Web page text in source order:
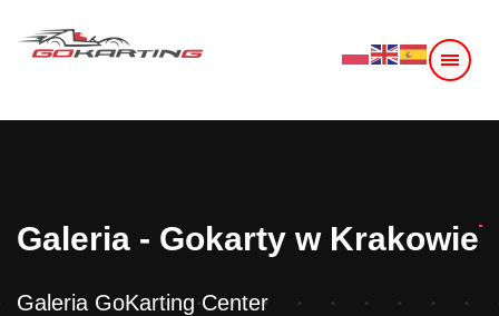
Galeria - Gokarty w Krakowie
Galeria GoKarting Center